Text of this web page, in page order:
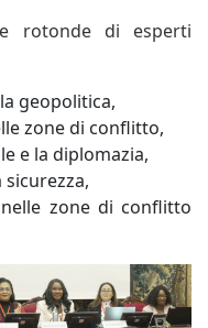
rotonde di esperti
geopolitica,
zone di conflitto,
e la diplomazia,
zone di conflitto